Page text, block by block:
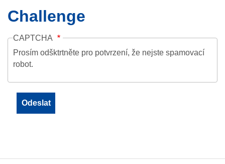
Challenge
CAPTCHA
Prosím odšktrtněte pro potvrzení, že nejste spamovací
robot.